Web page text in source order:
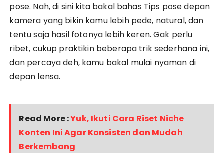
pose. Nah, di sini kita bakal bahas Tips pose depan
kamera yang bikin kamu lebih pede, natural, dan
tentu saja hasil fotonya lebih keren. Gak perlu
ribet, cukup praktikin beberapa trik sederhana ini,
dan percaya deh, kamu bakal mulai nyaman di
depan lensa.
Read More :Yuk, Ikuti Cara Riset Niche
Konten Ini Agar Konsisten dan Mudah
Berkembang